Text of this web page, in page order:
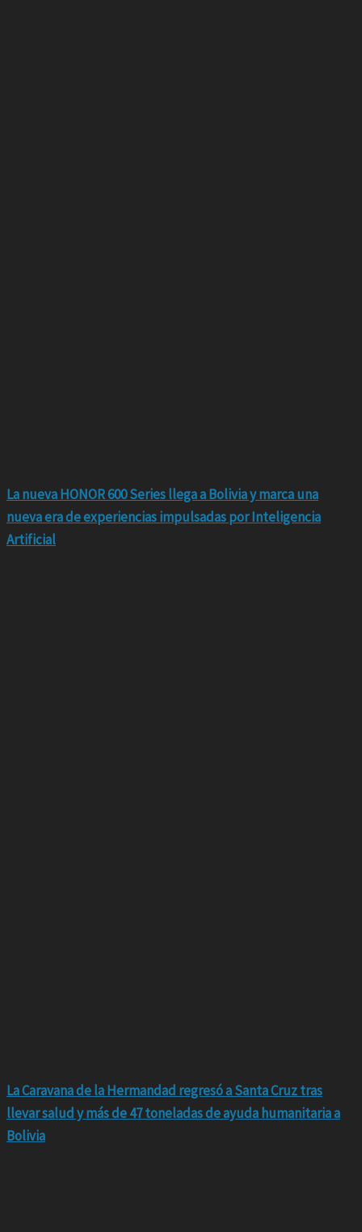
La nueva HONOR 600 Series llega a Bolivia y marca una
nueva era de experiencias impulsadas por Inteligencia
Artificial
La Caravana de la Hermandad regresó a Santa Cruz tras
llevar salud y más de 47 toneladas de ayuda humanitaria a
Bolivia